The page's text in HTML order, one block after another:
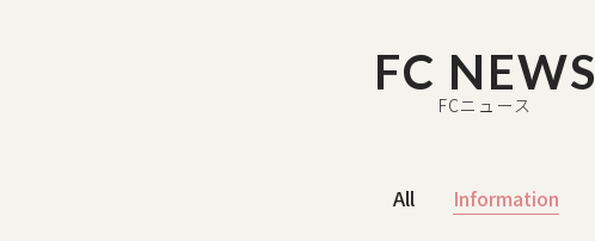
FC NEWS
FCニュース
All Information